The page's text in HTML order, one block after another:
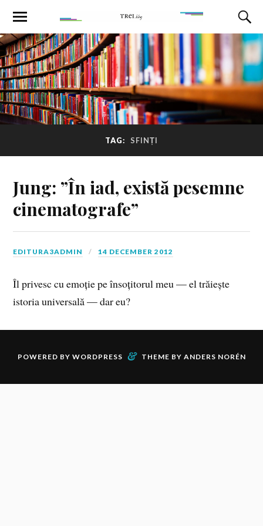
TAG: SFINȚI
Jung: ”În iad, există pesemne
cinematografe”
EDITURA3ADMIN 14 DECEMBER 2012
Îl privesc cu emoție pe însoțitorul meu — el trăiește
istoria universală — dar eu?
POWERED BY WORDPRESS & THEME BY ANDERS NORÉN